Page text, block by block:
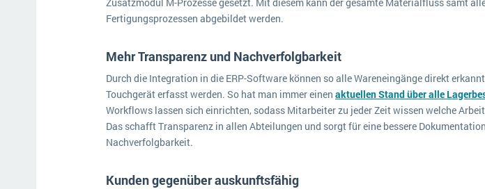
Fertigungsprozessen abgebildet werden.
Mehr Transparenz und Nachverfolgbarkeit
Durch die Integration in die ERP-Software können so alle Wareneingänge direkt
Touchgerät erfasst werden. So hat man immer einen aktuellen Stand über alle
Workflows lassen sich einrichten, sodass Mitarbeiter zu jeder Zeit wissen welche
Das schafft Transparenz in allen Abteilungen und sorgt für eine bessere
Nachverfolgbarkeit.
Kunden gegenüber auskunftsfähig